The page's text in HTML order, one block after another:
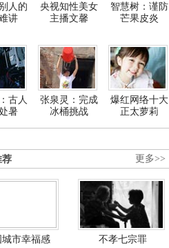
人的
讲
央视知性美女
主播文馨
智慧树：谨防
芒果皮炎
古人
暑
张泉灵：完成
冰桶挑战
爆红网络十大
正太萝莉
更多>>
荐
城市幸福感
不孝七宗罪